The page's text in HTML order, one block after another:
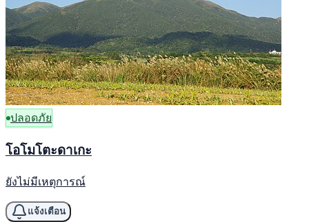
ปลอดภัย
โอโมโตะดาเกะ
ยังไม่มีเหตุการณ์
แจ้งเตือน